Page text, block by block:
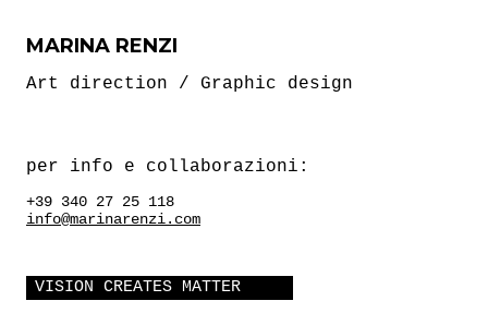
MARINA RENZI
Art direction / Graphic design
per info e collaborazioni:
+39 340 27 25 118
info@marinarenzi.com
VISION CREATES MATTER